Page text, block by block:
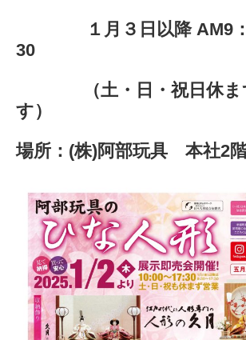
１月３日以降 AM9：
30
（土・日・祝日休ま
す）
場所：(株)阿部玩具 本社2